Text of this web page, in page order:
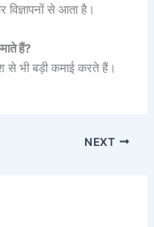
विज्ञापनों से आता है।
हैं?
से भी बड़ी कमाई करते हैं।
NEXT